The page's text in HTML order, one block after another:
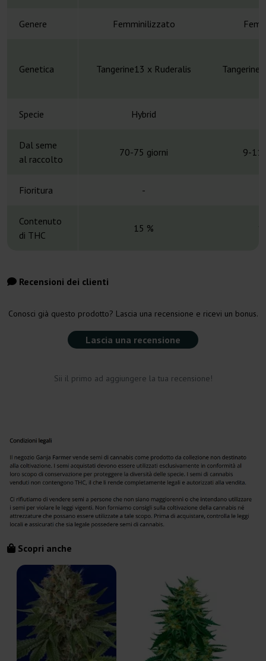
Genere Femminilizzato
Genetica Tangerine13 x Ruderalis Tangerine
Specie Hybrid
Dal seme
al raccolto
70-75 giorni 9-11
Fioritura -
Contenuto
di THC
15 %
Recensioni dei clienti
Conosci già questo prodotto? Lascia una recensione e ricevi un bonus.
Lascia una recensione
Sii il primo ad aggiungere la tua recensione!
Scopri anche